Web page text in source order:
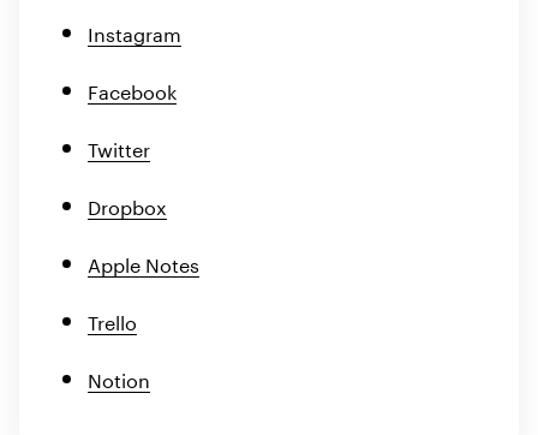
Instagram
Facebook
Twitter
Dropbox
Apple Notes
Trello
Notion